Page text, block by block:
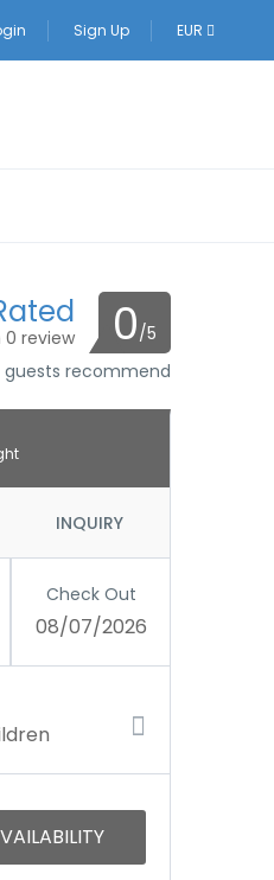
Sign Up EUR
review 0/5
guests recommend
INQUIRY
Check Out
08/07/2026